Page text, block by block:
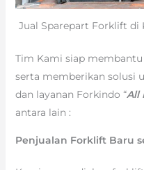
Jual Sparepart Forklift di
Tim Kami siap
serta memberikan solusi
dan layanan Forkindo “All
antara lain :
Penjualan Forklift Baru